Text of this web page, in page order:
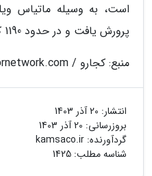
پرورش یافت و در حدود 1190 کیلوگرم وزن داشت.
منبع: کجارو / matadornetwork.com
انتشار: 20 آذر 1403
بروزرسانی: 20 آذر 1403
گردآورنده: kamsaco.ir
شناسه مطلب: 1425